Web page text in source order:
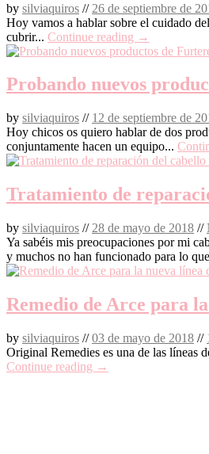
by silviaquiros // 26 de septiembre de
Hoy vamos a hablar sobre el cuidado
cubrir... Continue reading →
Probando nuevos
by silviaquiros // 12 de septiembre de
Hoy chicos os quiero hablar de dos
conjuntamente hacen un equipo...
Tratamiento de
by silviaquiros // 28 de mayo de 2018 //
Ya sabéis mis preocupaciones por mi
y muchos no han funcionado para lo
Remedio de Arce para
by silviaquiros //03 de mayo de 2018 //
Original Remedies es una de las líneas
Continue reading →